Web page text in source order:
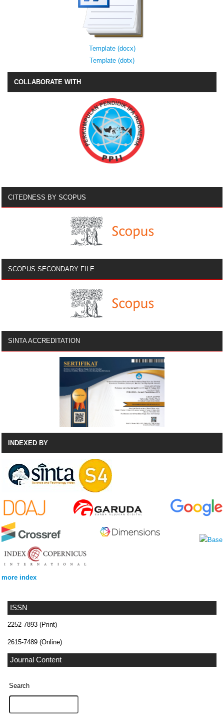
ISSN
2252-7893 (Print)
2615-7489 (Online)
Journal Content
Search
Template (docx)
Template (dotx)
COLLABORATE WITH
CITEDNESS BY SCOPUS
SCOPUS SECONDARY FILE
SINTA ACCREDITATION
INDEXED BY
more index